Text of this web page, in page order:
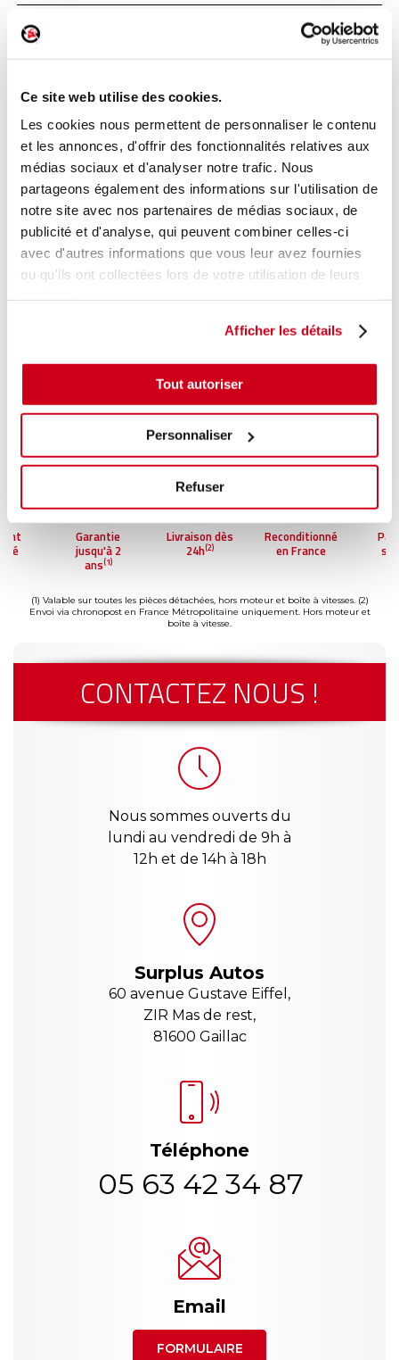
Ce site web utilise des cookies.
Les cookies nous permettent de personnaliser le contenu
et les annonces, d'offrir des fonctionnalités relatives aux
médias sociaux et d'analyser notre trafic. Nous
partageons également des informations sur l'utilisation de
notre site avec nos partenaires de médias sociaux, de
publicité et d'analyse, qui peuvent combiner celles-ci
avec d'autres informations que vous leur avez fournies
ou qu'ils ont collectées lors de votre utilisation de leurs
Afficher les détails
Tout autoriser
Personnaliser
Refuser
Feu arrière droit
Réf. constructeur :8200917487
201212
Modèle de provenance
Caractéristiques techniques
En stock 25,00 € TTC
AJOUTER AU PANIER
Garantie
jusqu'à 2
ans(1)
Livraison dès
24h(2)
Reconditionné
en France
(1) Valable sur toutes les pièces détachées, hors moteur et boîte à vitesses. (2)
Envoi via chronopost en France Métropolitaine uniquement. Hors moteur et
boîte à vitesse.
CONTACTEZ NOUS !
Nous sommes ouverts du
lundi au vendredi de 9h à
12h et de 14h à 18h
Surplus Autos
60 avenue Gustave Eiffel,
ZIR Mas de rest,
81600 Gaillac
Téléphone
05 63 42 34 87
Email
FORMULAIRE